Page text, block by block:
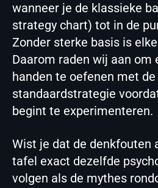
wanneer je de klassieke
strategy chart) tot in de
Zonder sterke basis is
Daarom raden wij aan om
handen te oefenen met de
standaardstrategie
begint te experimenteren.
Wist je dat de denkfouten
tafel exact dezelfde
volgen als de mythes